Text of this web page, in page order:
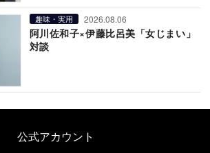
趣味・実用 2026.08.06
阿川佐和子×伊藤比呂美「女じまい」
対談
公式アカウント